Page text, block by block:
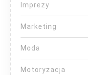
Imprezy
Marketing
Moda
Motoryzacja